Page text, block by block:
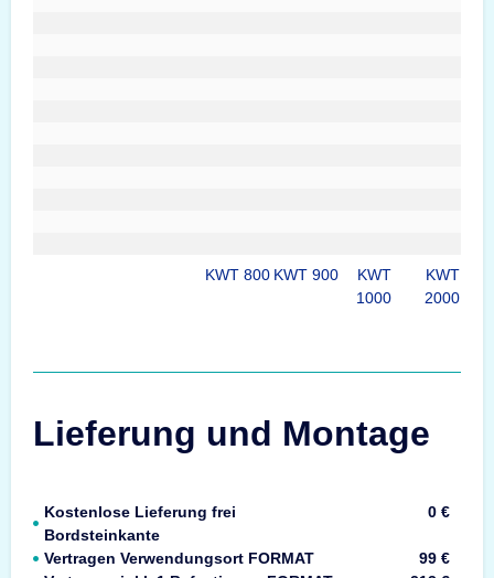
KWT 800 KWT 900
KWT
1000
KWT
2000
Lieferung und Montage
Kostenlose Lieferung frei
Bordsteinkante
0 €
Vertragen Verwendungsort FORMAT
99 €